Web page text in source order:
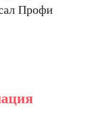
Профи